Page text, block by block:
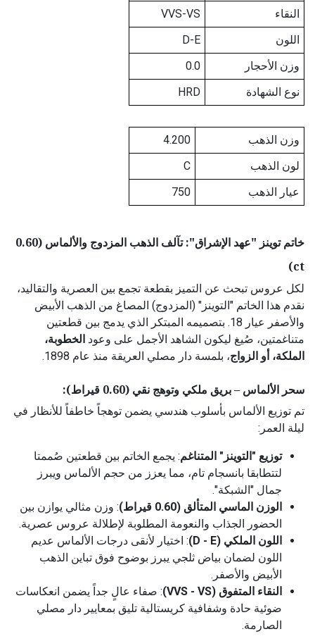
النقاء
VVS-VS
اللون
D-E
وزن الأحجار
0.0
نوع الشهادة
HRD
وزن الذهب
4.200
لون الذهب
C
عيار الذهب
750
خاتم توينز "عهد الإشراق": تآلف الذهب المزدوج والألماس (0.60
ct)
لكل عروس تبحث عن التميز بقطعة تجمع بين العصرية والتقاليد،
نقدم هذا الخاتم "التوينز" (المزدوج) المصاغ من الذهب الأبيض
والأصفر عيار 18. بتصميمه المبتكر الذي يدمج بين قطعتين
متناغمتين، صُيغ ليكون الشاهد الأجمل على وعود الخطوبة،
الملكة، أو الزواج، بلمسة دار مصلي العريقة منذ عام 1898.
سحر الألماس – بريق ملكي وتوهج نقي (0.60 قيراط):
تم توزيع الألماس بأسلوب هندسي يضمن توهجاً خاطفاً للأنظار في
ليلة العمر:
توزيع "التوينز" المتناغم: يجمع الخاتم بين قطعتين صُممتا
لتتطابقا بانسجام تام، مما يعزز من حجم الألماس ويبرز
جمال "الشبكة".
الوزن الماسي المتألق (0.60 قيراط)
: وزن مثالي يوازن بين
الحضور الجذاب والنعومة المطلوبة لإطلالة عروس عصرية.
اللون الملكي (D - E)
: اختيار لأنقى درجات الألماس عديم
اللون لضمان بياض ثلجي يبرز بوضوح فوق تباين الذهب
الأبيض والأصفر.
النقاء المتفوق (VVS - VS)
: صفاء عالٍ جداً يضمن انعكاسات
ضوئية حادة وشفافية كريستالية تليق بمعايير دار مصلي
الصارمة.